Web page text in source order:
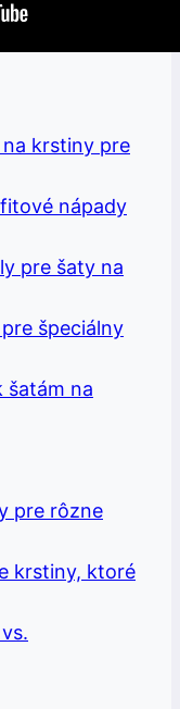
krstiny pre
nápady
pre šaty na
špeciálny
šatám na
pre rôzne
krstiny, ktoré